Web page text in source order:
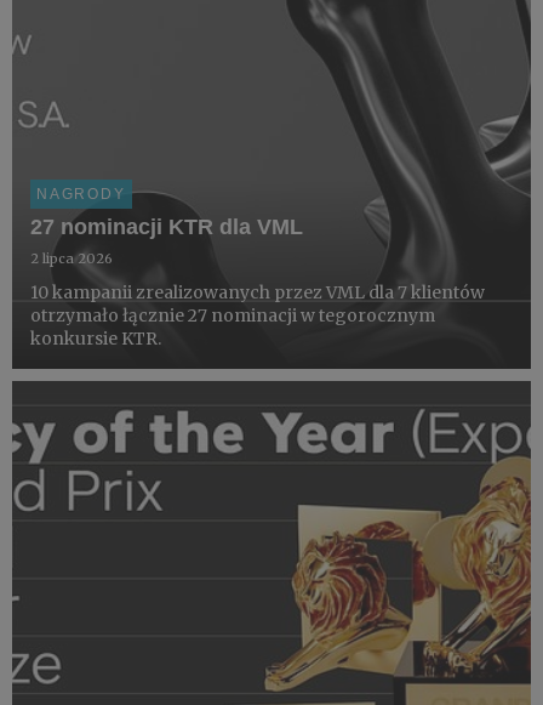
NAGRODY
27 nominacji KTR dla VML
2 lipca 2026
10 kampanii zrealizowanych przez VML dla 7 klientów
otrzymało łącznie 27 nominacji w tegorocznym
konkursie KTR.